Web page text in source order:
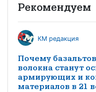
Рекомендуем
КМ редакция
Почему
волокна станут
армирующих и
материалов в 21